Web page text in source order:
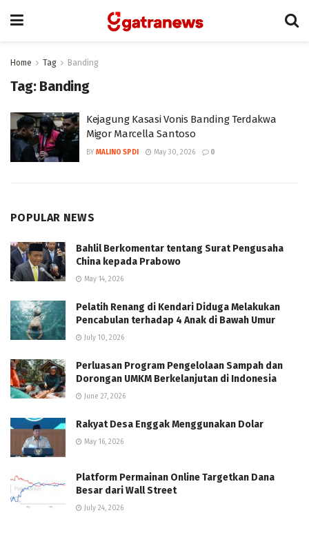
Home Tag Banding
Tag: Banding
Kejagung Kasasi Vonis Banding Terdakwa
Migor Marcella Santoso
BY MALINO SPDI May 30, 2026 0
POPULAR NEWS
Bahlil Berkomentar tentang Surat Pengusaha
China kepada Prabowo
May 14, 2026
Pelatih Renang di Kendari Diduga Melakukan
Pencabulan terhadap 4 Anak di Bawah Umur
July 10, 2026
Perluasan Program Pengelolaan Sampah dan
Dorongan UMKM Berkelanjutan di Indonesia
June 27, 2026
Rakyat Desa Enggak Menggunakan Dolar
May 16, 2026
Platform Permainan Online Targetkan Dana
Besar dari Wall Street
July 24, 2026